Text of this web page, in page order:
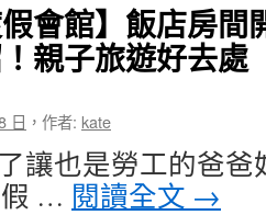
假會館】飯店房
親子旅遊好去處
日 ， 作者: kate
讓也是勞工的爸
假 … 閱讀全文 →